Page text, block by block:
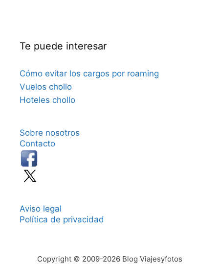
Te puede interesar
Cómo evitar los cargos por roaming
Vuelos chollo
Hoteles chollo
Sobre nosotros
Contacto
Aviso legal
Política de privacidad
Copyright © 2009-2026 Blog Viajesyfotos